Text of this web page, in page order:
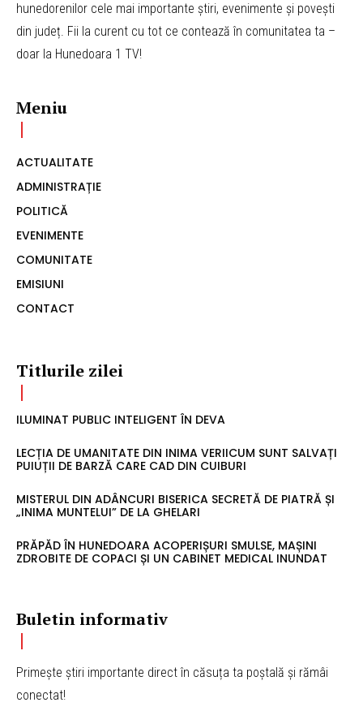
hunedorenilor cele mai importante știri, evenimente și povești
din județ. Fii la curent cu tot ce contează în comunitatea ta –
doar la Hunedoara 1 TV!
Meniu
ACTUALITATE
ADMINISTRAȚIE
POLITICĂ
EVENIMENTE
COMUNITATE
EMISIUNI
CONTACT
Titlurile zilei
ILUMINAT PUBLIC INTELIGENT ÎN DEVA
LECȚIA DE UMANITATE DIN INIMA VERIICUM SUNT SALVAȚI
PUIUȚII DE BARZĂ CARE CAD DIN CUIBURI
MISTERUL DIN ADÂNCURI BISERICA SECRETĂ DE PIATRĂ ȘI
„INIMA MUNTELUI” DE LA GHELARI
PRĂPĂD ÎN HUNEDOARA ACOPERIȘURI SMULSE, MAȘINI
ZDROBITE DE COPACI ȘI UN CABINET MEDICAL INUNDAT
Buletin informativ
Primește știri importante direct în căsuța ta poștală și rămâi
conectat!